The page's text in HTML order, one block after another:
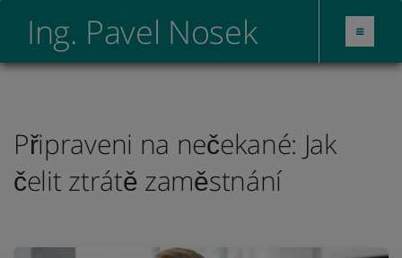
Ing. Pavel Nosek
Připraveni na nečekané: Jak
čelit ztrátě zaměstnání